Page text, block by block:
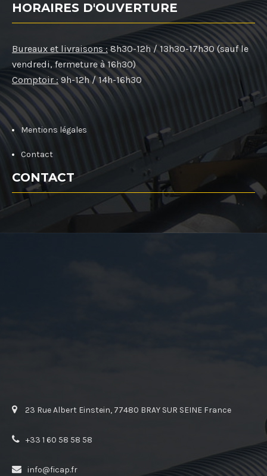
HORAIRES D'OUVERTURE
Bureaux et livraisons : 8h30-12h / 13h30-17h30 (sauf le
vendredi, fermeture à 16h30)
Comptoir : 9h-12h / 14h-16h30
Mentions légales
Contact
CONTACT
23 Rue Albert Einstein, 77480 BRAY SUR SEINE France
+33 1 60 58 58 58
info@ficap.fr